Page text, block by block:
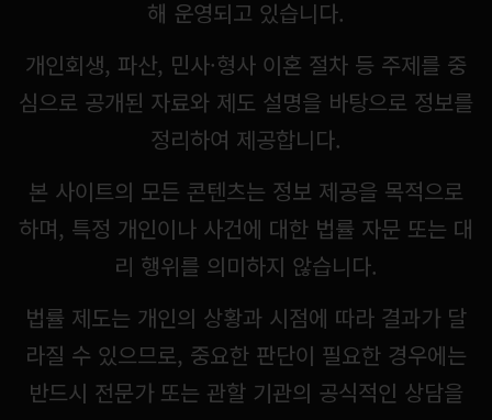
해 운영되고 있습니다.
개인회생, 파산, 민사·형사 이혼 절차 등 주제를 중
심으로 공개된 자료와 제도 설명을 바탕으로 정보를
정리하여 제공합니다.
본 사이트의 모든 콘텐츠는 정보 제공을 목적으로
하며, 특정 개인이나 사건에 대한 법률 자문 또는 대
리 행위를 의미하지 않습니다.
법률 제도는 개인의 상황과 시점에 따라 결과가 달
라질 수 있으므로, 중요한 판단이 필요한 경우에는
반드시 전문가 또는 관할 기관의 공식적인 상담을